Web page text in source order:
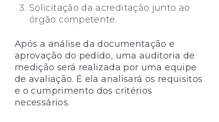
Solicitação da acreditação junto ao
órgão competente.
Após a análise da documentação e
aprovação do pedido, uma auditoria de
medição será realizada por uma equipe
de avaliação. É ela analisará os requisitos
e o cumprimento dos critérios
necessários.